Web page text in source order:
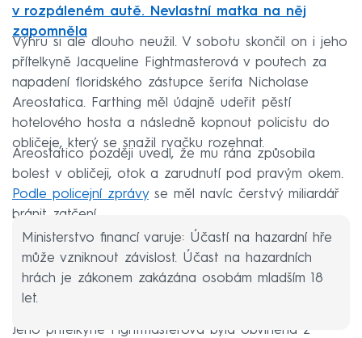
v rozpáleném autě. Nevlastní matka na něj
zapomněla
Výhru si ale dlouho neužil. V sobotu skončil on i jeho
přítelkyně Jacqueline Fightmasterová v poutech za
napadení floridského zástupce šerifa Nicholase
Areostatica. Farthing měl údajně udeřit pěstí
hotelového hosta a následně kopnout policistu do
obličeje, který se snažil rvačku rozehnat.
Areostatico později uvedl, že mu rána způsobila
bolest v obličeji, otok a zarudnutí pod pravým okem.
Podle policejní zprávyse měl navíc čerstvý miliardář
bránit zatčení.
Ministerstvo financí varuje: Účastí na hazardní hře
může vzniknout závislost. Účast na hazardních
hrách je zákonem zakázána osobám mladším 18
let.
Jeho přítelkyně Fightmasterová byla obviněna z